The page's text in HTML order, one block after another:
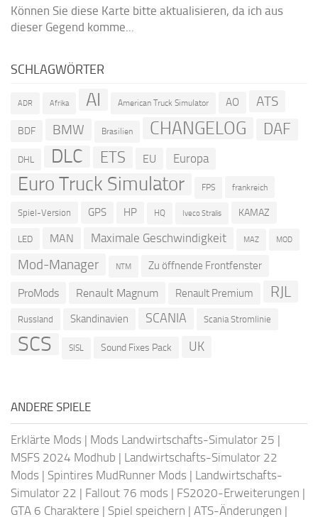
Können Sie diese Karte bitte aktualisieren, da ich aus
dieser Gegend komme...
SCHLAGWÖRTER
ADR Afrika AI American Truck Simulator AO ATS
BDF BMW Brasilien CHANGELOG DAF
DHL DLC ETS EU Europa
Euro Truck Simulator FPS frankreich
Spiel-Version GPS HP HQ Iveco Stralis KAMAZ
LED MAN Maximale Geschwindigkeit MAZ MOD
Mod-Manager NTM Zu öffnende Frontfenster
ProMods Renault Magnum Renault Premium RJL
Russland Skandinavien SCANIA Scania Stromlinie
SCS SISL Sound Fixes Pack UK
ANDERE SPIELE
Erklärte Mods | Mods Landwirtschafts-Simulator 25 |
MSFS 2024 Modhub | Landwirtschafts-Simulator 22
Mods | Spintires MudRunner Mods | Landwirtschafts-
Simulator 22 | Fallout 76 mods | FS2020-Erweiterungen |
GTA 6 Charaktere | Spiel speichern | ATS-Änderungen |